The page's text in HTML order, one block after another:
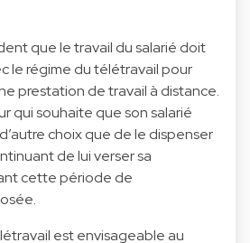
que le travail du salarié doit
le régime du télétravail pour
prestation de travail à distance.
qui souhaite que son salarié
choix que de le dispenser
de lui verser sa
cette période de
est envisageable au